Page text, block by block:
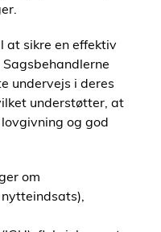
at sikre en effektiv
undervejs i deres
understøtter, at
og god
om